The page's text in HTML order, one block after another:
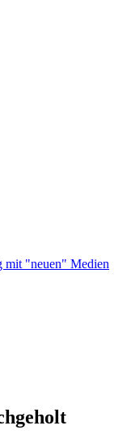
mit "neuen" Medien